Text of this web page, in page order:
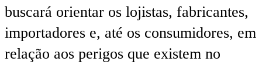
buscará orientar os lojistas, fabricantes,
importadores e, até os consumidores, em
relação aos perigos que existem no